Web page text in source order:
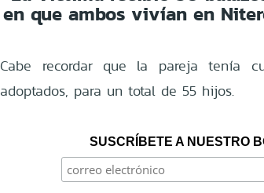
en que ambos vivían en
Cabe recordar que la pareja tenía
adoptados, para un total de 55 hijos.
SUSCRÍBETE A NUESTRO